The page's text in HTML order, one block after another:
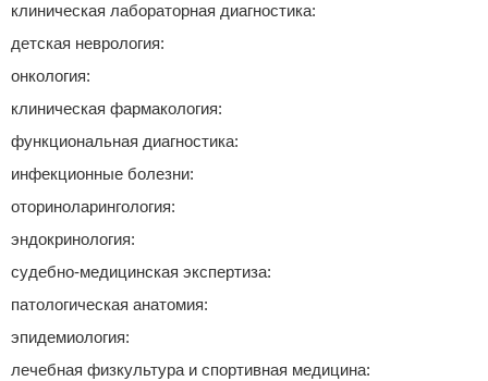
клиническая лабораторная диагностика:
детская неврология:
онкология:
клиническая фармакология:
функциональная диагностика:
инфекционные болезни:
оториноларингология:
эндокринология:
судебно-медицинская экспертиза:
патологическая анатомия:
эпидемиология:
лечебная физкультура и спортивная медицина: